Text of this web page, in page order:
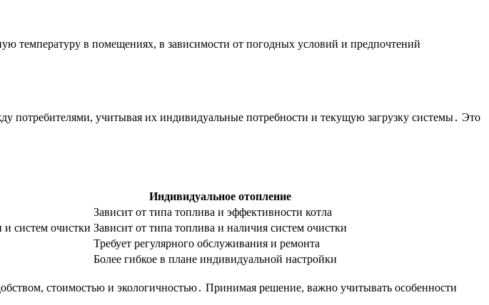
температуру в помещениях, в зависимости от погодных условий и предпочтений
потребителями, учитывая их индивидуальные потребности и текущую загрузку системы․ Это
Индивидуальное отопление
Зависит от типа топлива и эффективности котла
систем очистки Зависит от типа топлива и наличия систем очистки
Требует регулярного обслуживания и ремонта
Более гибкое в плане индивидуальной настройки
стоимостью и экологичностью․ Принимая решение, важно учитывать особенности